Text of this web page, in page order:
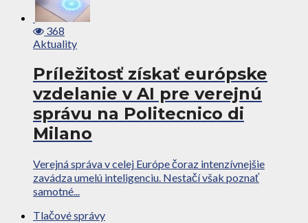
368
Aktuality
Príležitosť získať európske
vzdelanie v AI pre verejnú
správu na Politecnico di
Milano
Verejná správa v celej Európe čoraz intenzívnejšie
zavádza umelú inteligenciu. Nestačí však poznať
samotné...
Tlačové správy